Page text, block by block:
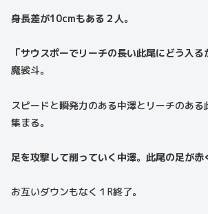
身長差が10cmもある２人。
「サウスポーでリーチの長い此尾にどう入る
魔裟斗。
スピードと瞬発力のある中澤とリーチのあ
集まる。
足を攻撃して削っていく中澤。此尾の足が赤
お互いダウンもなく１R終了。